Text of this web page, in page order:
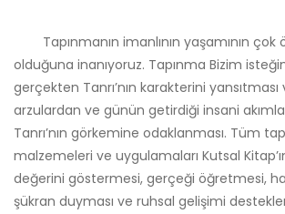
Tapınmanın imanlının yaşamının çok
olduğuna inanıyoruz. Tapınma Bizim
gerçekten Tanrı’nın karakterini yansıtması
arzulardan ve günün getirdiği insani
Tanrı’nın görkemine odaklanması. Tüm
malzemeleri ve uygulamaları Kutsal
değerini göstermesi, gerçeği öğretmesi,
şükran duyması ve ruhsal gelişimi